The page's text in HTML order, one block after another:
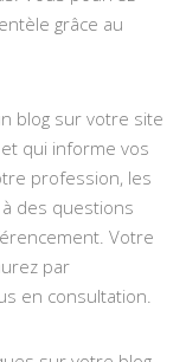
grâce au
blog sur votre site
qui informe vos
profession, les
des questions
Votre
par
en consultation.